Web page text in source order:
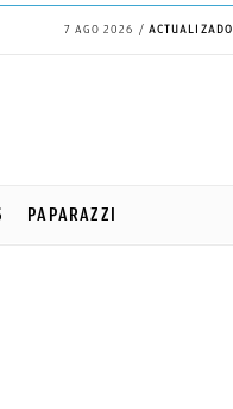
7 AGO 2026 ACTUALIZADO
PAPARAZZI